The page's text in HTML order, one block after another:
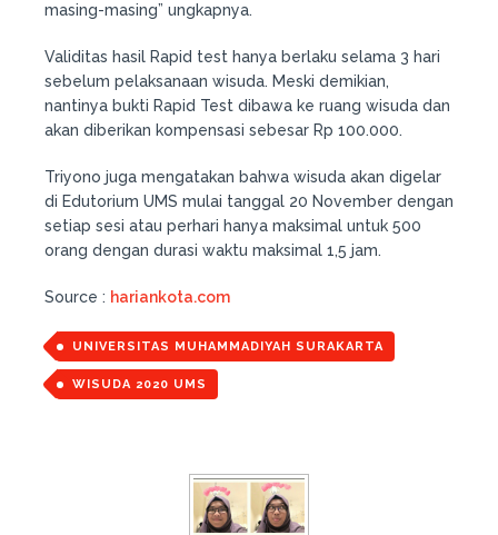
masing-masing” ungkapnya.
Validitas hasil Rapid test hanya berlaku selama 3 hari
sebelum pelaksanaan wisuda. Meski demikian,
nantinya bukti Rapid Test dibawa ke ruang wisuda dan
akan diberikan kompensasi sebesar Rp 100.000.
Triyono juga mengatakan bahwa wisuda akan digelar
di Edutorium UMS mulai tanggal 20 November dengan
setiap sesi atau perhari hanya maksimal untuk 500
orang dengan durasi waktu maksimal 1,5 jam.
Source : hariankota.com
UNIVERSITAS MUHAMMADIYAH SURAKARTA
WISUDA 2020 UMS